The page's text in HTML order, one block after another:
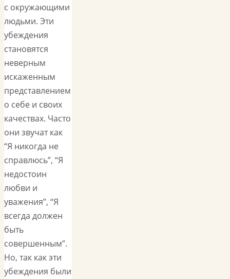
с окружающими
людьми. Эти
убеждения
становятся
неверным
искаженным
представлением
о себе и своих
качествах. Часто
они звучат как
“Я никогда не
справлюсь”, “Я
недостоин
любви и
уважения”, “Я
всегда должен
быть
совершенным”.
Но, так как эти
убеждения были